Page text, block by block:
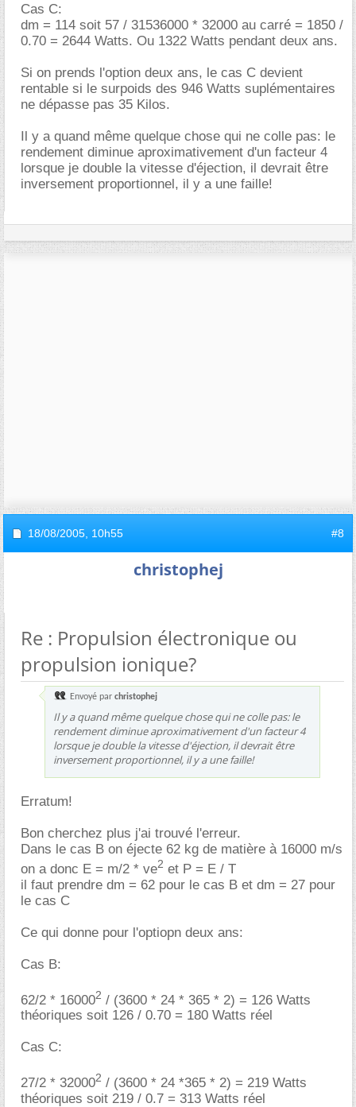
Cas C:
dm = 114 soit 57 / 31536000 * 32000 au carré = 1850 /
0.70 = 2644 Watts. Ou 1322 Watts pendant deux ans.
Si on prends l'option deux ans, le cas C devient
rentable si le surpoids des 946 Watts suplémentaires
ne dépasse pas 35 Kilos.
Il y a quand même quelque chose qui ne colle pas: le
rendement diminue aproximativement d'un facteur 4
lorsque je double la vitesse d'éjection, il devrait être
inversement proportionnel, il y a une faille!
18/08/2005, 10h55 #8
christophej
Re : Propulsion électronique ou
propulsion ionique?
Envoyé par christophej
Il y a quand même quelque chose qui ne colle pas: le
rendement diminue aproximativement d'un facteur 4
lorsque je double la vitesse d'éjection, il devrait être
inversement proportionnel, il y a une faille!
Erratum!
Bon cherchez plus j'ai trouvé l'erreur.
Dans le cas B on éjecte 62 kg de matière à 16000 m/s
on a donc E = m/2 * ve2 et P = E / T
il faut prendre dm = 62 pour le cas B et dm = 27 pour
le cas C
Ce qui donne pour l'optiopn deux ans:
Cas B:
62/2 * 160002 / (3600 * 24 * 365 * 2) = 126 Watts
théoriques soit 126 / 0.70 = 180 Watts réel
Cas C:
27/2 * 320002 / (3600 * 24 *365 * 2) = 219 Watts
théoriques soit 219 / 0.7 = 313 Watts réel